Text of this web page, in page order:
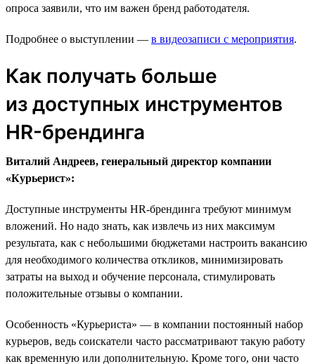
опроса заявили, что им важен бренд работодателя.
Подробнее о выступлении — в видеозаписи с мероприятия.
Как получать больше
из доступных инструментов
HR-брендинга
Виталий Андреев, генеральный директор компании
«Курьерист»:
Доступные инструменты HR-брендинга требуют минимум
вложений. Но надо знать, как извлечь из них максимум
результата, как с небольшими бюджетами настроить вакансию
для необходимого количества откликов, минимизировать
затраты на выход и обучение персонала, стимулировать
положительные отзывы о компании.
Особенность «Курьериста» — в компании постоянный набор
курьеров, ведь соискатели часто рассматривают такую работу
как временную или дополнительную. Кроме того, они часто